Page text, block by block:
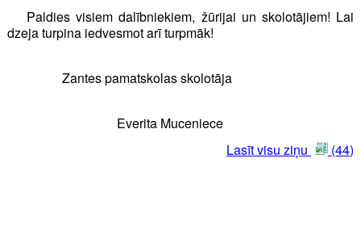
Paldies visiem dalībniekiem, žūrijai un skolotājiem! Lai
dzeja turpina iedvesmot arī turpmāk!
Zantes pamatskolas skolotāja
Everita Muceniece
Lasīt visu ziņu
(44)